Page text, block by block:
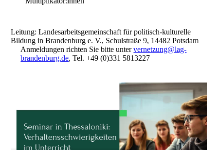
Leitung: Landesarbeitsgemeinschaft für politisch-kulturelle
Bildung in Brandenburg e. V., Schulstraße 9, 14482 Potsdam
Anmeldungen richten Sie bitte untervernetzung@lag-
brandenburg.de, Tel. +49 (0)331 5813227